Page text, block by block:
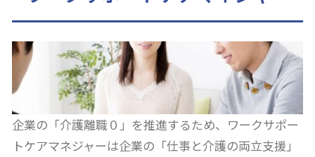
企業の「介護離職０」を推進するため、ワークサポー
トケアマネジャーは企業の「仕事と介護の両立支援」